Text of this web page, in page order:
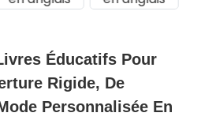
Éducatifs Pour
Rigide, De
Personnalisée En